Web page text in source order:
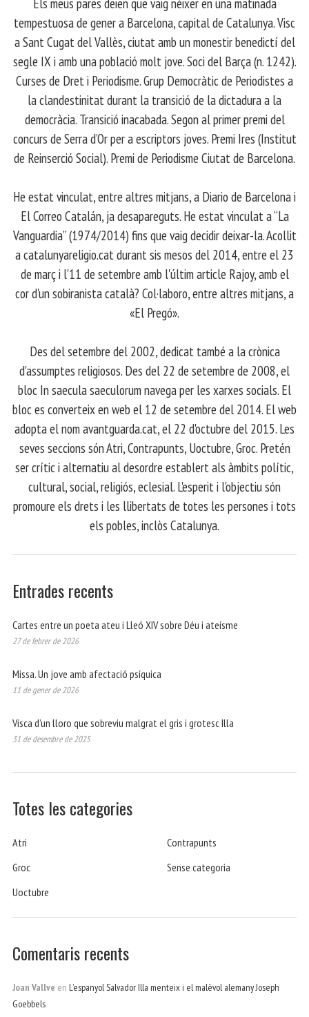
tempestuosa de gener a Barcelona, capital de Catalunya. Visc
a Sant Cugat del Vallès, ciutat amb un monestir benedictí del
segle IX i amb una població molt jove. Soci del Barça (n. 1242).
Curses de Dret i Periodisme. Grup Democràtic de Periodistes a
la clandestinitat durant la transició de la dictadura a la
democràcia. Transició inacabada. Segon al primer premi del
concurs de Serra d’Or per a escriptors joves. Premi Ires (Institut
de Reinserció Social). Premi de Periodisme Ciutat de Barcelona.
​ He estat vinculat, entre altres mitjans, a Diario de Barcelona i
El Correo Catalán, ja desapareguts. He estat vinculat a “La
Vanguardia” (1974/2014) fins que vaig decidir deixar-la. Acollit
a catalunyareligio.cat durant sis mesos del 2014, entre el 23
de març i l'11 de setembre amb l'últim article Rajoy, amb el
cor d'un sobiranista català? Col·laboro, entre altres mitjans, a
«El Pregó».
​ Des del setembre del 2002, dedicat també a la crònica
d'assumptes religiosos. Des del 22 de setembre de 2008, el
bloc In saecula saeculorum navega per les xarxes socials. El
bloc es converteix en web el 12 de setembre del 2014. El web
adopta el nom avantguarda.cat, el 22 d'octubre del 2015. Les
seves seccions són Atri, Contrapunts, Uoctubre, Groc. Pretén
ser crític i alternatiu al desordre establert als àmbits polític,
cultural, social, religiós, eclesial. L'esperit i l'objectiu són
promoure els drets i les llibertats de totes les persones i tots
els pobles, inclòs Catalunya.
Entrades recents
Cartes entre un poeta ateu i Lleó XIV sobre Déu i ateísme
27 de febrer de 2026
Missa. Un jove amb afectació psíquica
11 de gener de 2026
Visca d’un lloro que sobreviu malgrat el gris i grotesc Illa
31 de desembre de 2025
Totes les categories
Atri
Contrapunts
Groc
Sense categoria
Uoctubre
Comentaris recents
Joan Vallve en L’espanyol Salvador Illa menteix i el malèvol alemany Joseph
Goebbels